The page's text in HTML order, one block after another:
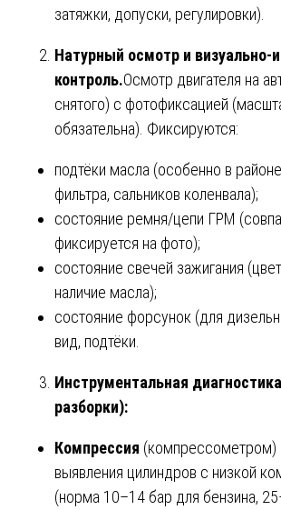
затяжки, допуски, регулировки).
Натурный осмотр и визуально-
контроль.Осмотр двигателя на
снятого) с фотофиксацией
обязательна). Фиксируются:
подтёки масла (особенно в
фильтра, сальников коленвала);
состояние ремня/цепи ГРМ
фиксируется на фото);
состояние свечей зажигания
наличие масла);
состояние форсунок (для
вид, подтёки.
Инструментальная
разборки):
Компрессия (компрессометром)
выявления цилиндров с низкой
(норма 10–14 бар для бензина,